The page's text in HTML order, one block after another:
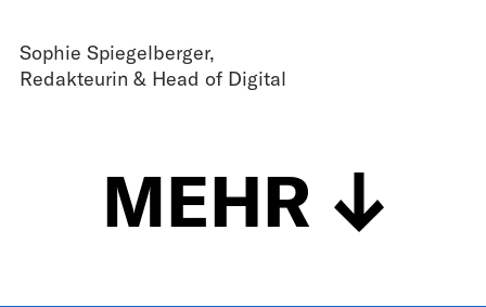
Sophie Spiegelberger,
Redakteurin & Head of Digital
MEHR